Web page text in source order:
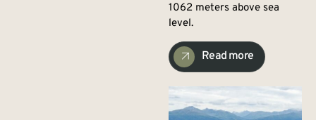
1062 meters above sea
level.
Read more